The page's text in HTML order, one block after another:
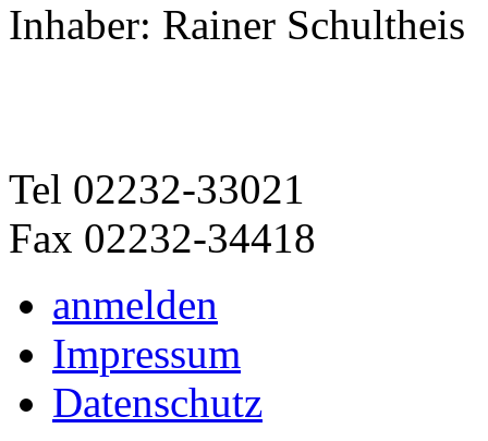
Inhaber: Rainer Schultheis
Tel 02232-33021
Fax 02232-34418
anmelden
Impressum
Datenschutz